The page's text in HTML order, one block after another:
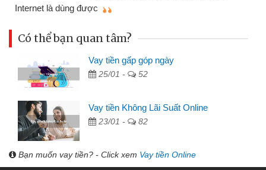
Có thể bạn quan tâm?
Vay tiền gấp góp ngày
25/01 - 52
Vay tiền Không Lãi Suất Online
23/01 - 82
Bạn muốn vay tiền? - Click xem Vay tiền Online